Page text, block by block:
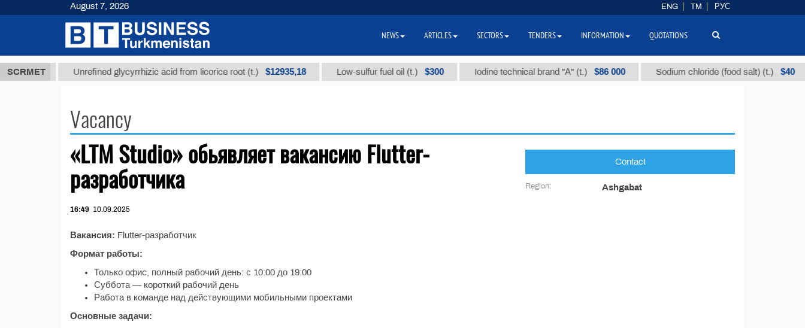
SCRMET
ТМТ Unrefined glycyrrhizic acid from licorice root (t.) $12935,18 Low-sulfur fuel oil (t.) $300 Iodine technical brand "А" (t.) $86 000 Sodium chloride (food salt) (t.) $40
Vacancy
«LTM Studio» обьявляет вакансию Flutter-
разработчика
16:49 10.09.2025
Вакансия: Flutter-разработчик
Формат работы:
Только офис, полный рабочий день: с 10:00 до 19:00
Суббота — короткий рабочий день
Работа в команде над действующими мобильными проектами
Основные задачи:
Contact
Region: Ashgabat
August 7, 2026 ENG TM РУС
NEWS ARTICLES SECTORS TENDERS INFORMATION QUOTATIONS